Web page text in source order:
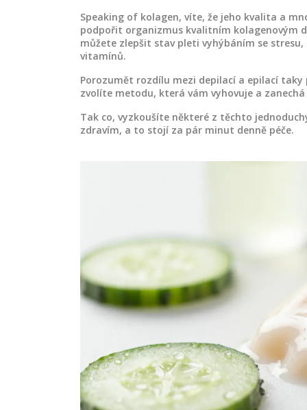
Speaking of kolagen, víte, že jeho kvalita a
podpořit organizmus kvalitním kolagenovým
můžete zlepšit stav pleti vyhýbáním se
vitamínů.
Porozumět rozdílu mezi depilací a epilací
zvolíte metodu, která vám vyhovuje a
Tak co, vyzkoušíte některé z těchto
zdravím, a to stojí za pár minut denně péče.